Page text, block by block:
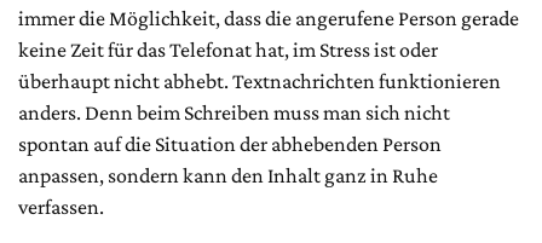
immer die Möglichkeit, dass die angerufene Person gerade
keine Zeit für das Telefonat hat, im Stress ist oder
überhaupt nicht abhebt. Textnachrichten funktionieren
anders. Denn beim Schreiben muss man sich nicht
spontan auf die Situation der abhebenden Person
anpassen, sondern kann den Inhalt ganz in Ruhe
verfassen.